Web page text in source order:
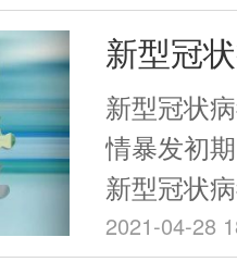
病反弹与
使用而出
共卫生事
得严重。
会组织专
识，旨在
新型冠
(Vero细
安全性
新型冠状
情暴发初
新型冠状
胞）（新
2021-04-28